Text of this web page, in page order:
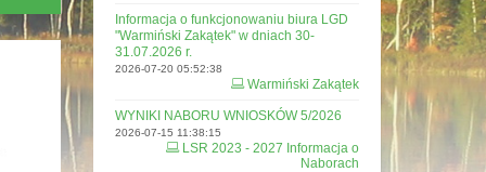
Informacja o funkcjonowaniu biura LGD
"Warmiński Zakątek" w dniach 30-
31.07.2026 r.
2026-07-20 05:52:38
Warmiński Zakątek
WYNIKI NABORU WNIOSKÓW 5/2026
2026-07-15 11:38:15
LSR 2023 - 2027 Informacja o
Naborach